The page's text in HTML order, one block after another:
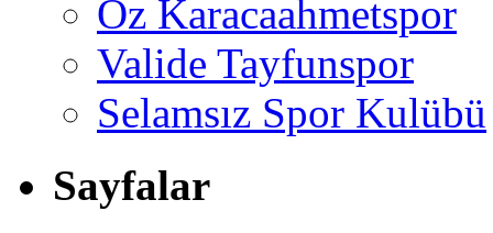
Öz Karacaahmetspor
Valide Tayfunspor
Selamsız Spor Kulübü
Sayfalar